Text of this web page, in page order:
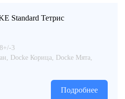
Standard Тетрис
3
Docke Корица, Docke Мята,
Подробнее